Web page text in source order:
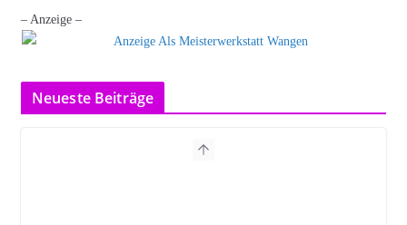
– Anzeige –
Neueste Beiträge